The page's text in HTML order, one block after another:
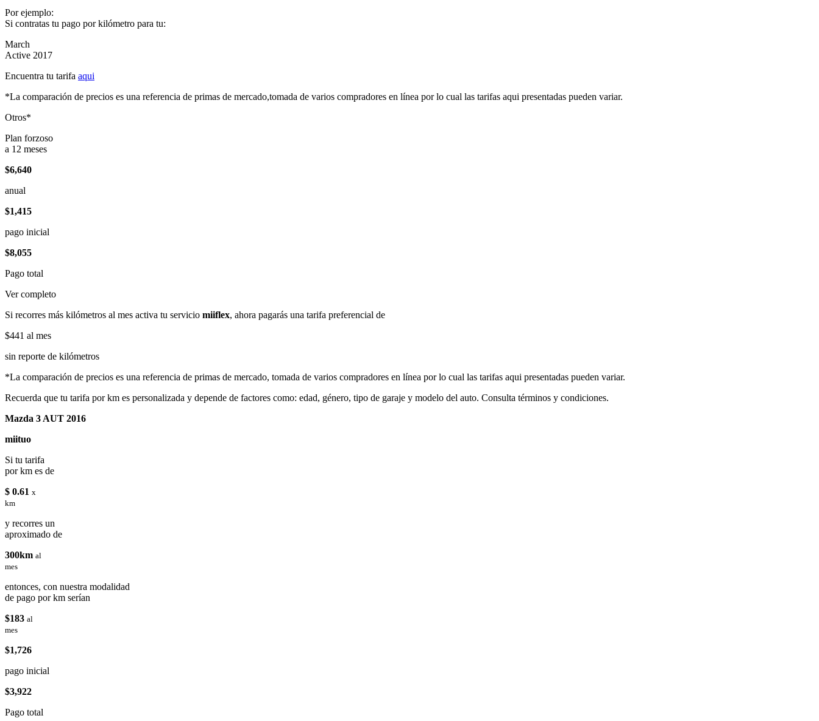
Por ejemplo:
Si contratas tu pago por kilómetro para tu:
March
Active 2017
Encuentra tu tarifa aqui
*La comparación de precios es una referencia de primas de mercado,tomada de varios compradores en línea por lo cual las tarifas aqui presentadas pueden variar.
Otros*
Plan forzoso
a 12 meses
$6,640
anual
$1,415
pago inicial
$8,055
Pago total
Ver completo
Si recorres más kilómetros al mes activa tu servicio miiflex, ahora pagarás una tarifa preferencial de
$441 al mes
sin reporte de kilómetros
*La comparación de precios es una referencia de primas de mercado, tomada de varios compradores en línea por lo cual las tarifas aqui presentadas pueden variar.
Recuerda que tu tarifa por km es personalizada y depende de factores como: edad, género, tipo de garaje y modelo del auto. Consulta términos y condiciones.
Mazda 3 AUT 2016
miituo
Si tu tarifa
por km es de
$ 0.61 x
km
y recorres un
aproximado de
300km al
mes
entonces, con nuestra modalidad
de pago por km serían
$183 al
mes
$1,726
pago inicial
$3,922
Pago total